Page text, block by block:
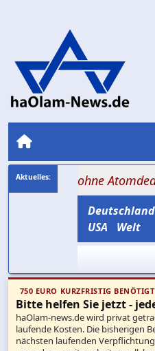
ohne Atomdeal +++
Deutschland
USA
Welt
750 EURO KURZFRISTIG BENÖTIGT
Bitte helfen Sie jetzt -
haOlam-news.de wird privat
laufende Kosten. Die bisherigen
nächsten laufenden